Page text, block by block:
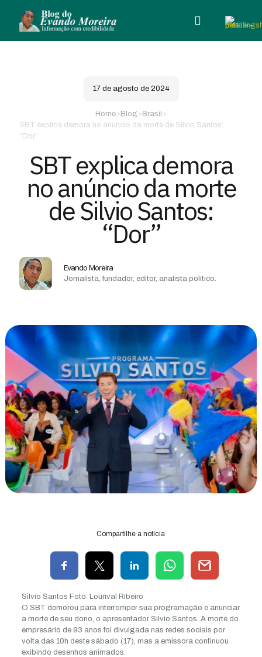
17 de agosto de 2024
Home> Blog> Brasil >
SBT explica demora no anúncio da morte de Silvio Santos:
“Dor”
SBT explica demora
no anúncio da morte
de Silvio Santos:
“Dor”
Evando Moreira
Jornalista, fundador, editor, analista político.
Compartilhe a notícia
Silvio Santos Foto: Lourival Ribeiro
O SBT demorou para interromper sua programação e anunciar
a morte de seu dono, o apresentador Silvio Santos. A morte do
empresário de 93 anos foi divulgada nas redes sociais por
volta das 10h deste sábado (17), mas a emissora continuou
exibindo desenhos animados.